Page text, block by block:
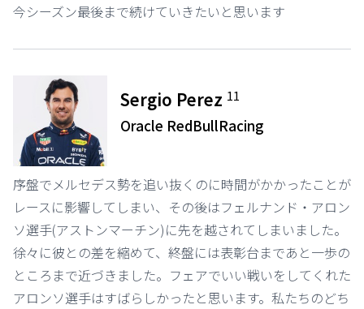
今シーズン最後まで続けていきたいと思います
Sergio Perez 11
Oracle RedBullRacing
序盤でメルセデス勢を追い抜くのに時間がかかったことが
レースに影響してしまい、その後はフェルナンド・アロン
ソ選手(アストンマーチン)に先を越されてしまいました。
徐々に彼との差を縮めて、終盤には表彰台まであと一歩の
ところまで近づきました。フェアでいい戦いをしてくれた
アロンソ選手はすばらしかったと思います。私たちのどち